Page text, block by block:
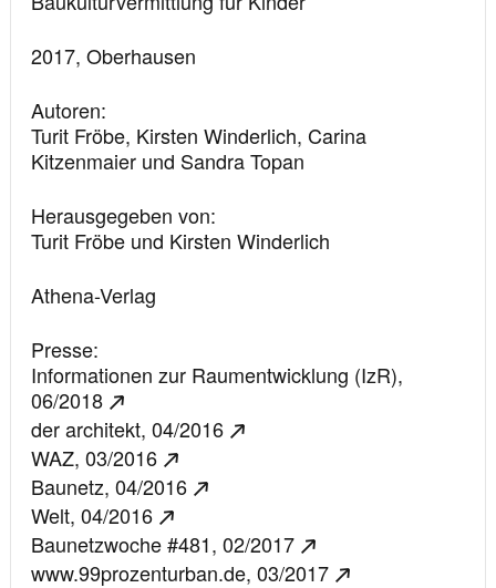
Jahr
Standort
2017, Oberhausen
Autoren
Turit Fröbe, Kirsten Winderlich, Carina
Kitzenmaier und Sandra Topan
Herausgegeben von
Turit Fröbe und Kirsten Winderlich
Publizierung
Athena-Verlag
Presse
Informationen zur Raumentwicklung (IzR),
06/2018
der architekt, 04/2016
WAZ, 03/2016
Baunetz, 04/2016
Welt, 04/2016
Baunetzwoche #481, 02/2017
www.99prozenturban.de, 03/2017